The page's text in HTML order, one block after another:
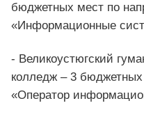
бюджетных мест по
«Информационные
- Великоустюгский
колледж – 3
«Оператор